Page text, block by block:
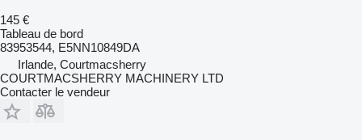
145 €
Tableau de bord
83953544, E5NN10849DA
Irlande, Courtmacsherry
COURTMACSHERRY MACHINERY LTD
Contacter le vendeur